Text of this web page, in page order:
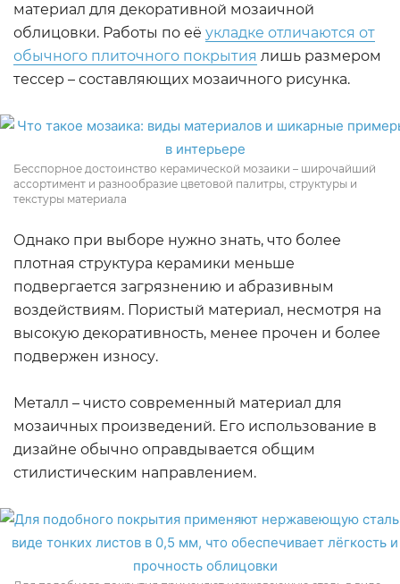
материал для декоративной мозаичной
облицовки. Работы по её укладке отличаются от
обычного плиточного покрытия лишь размером
тессер – составляющих мозаичного рисунка.
Бесспорное достоинство керамической мозаики – широчайший
ассортимент и разнообразие цветовой палитры, структуры и
текстуры материала
Однако при выборе нужно знать, что более
плотная структура керамики меньше
подвергается загрязнению и абразивным
воздействиям. Пористый материал, несмотря на
высокую декоративность, менее прочен и более
подвержен износу.
Металл – чисто современный материал для
мозаичных произведений. Его использование в
дизайне обычно оправдывается общим
стилистическим направлением.